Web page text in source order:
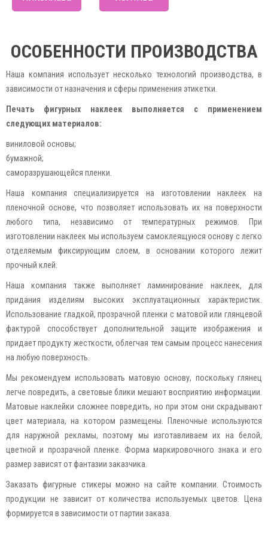
ОСОБЕННОСТИ ПРОИЗВОДСТВА
Наша компания использует несколько технологий производства, в
зависимости от назначения и сферы применения этикетки.
Печать фигурных наклеек выполняется с применением
следующих материалов:
виниловой основы;
бумажной;
саморазрушающейся пленки.
Наша компания специализируется на изготовлении наклеек на
пленочной основе, что позволяет использовать их на поверхности
любого типа, независимо от температурных режимов. При
изготовлении наклеек мы используем самоклеящуюся основу с легко
отделяемым фиксирующим слоем, в основании которого лежит
прочный клей.
Наша компания также выполняет ламинирование наклеек, для
придания изделиям высоких эксплуатационных характеристик.
Использование гладкой, прозрачной пленки с матовой или глянцевой
фактурой способствует дополнительной защите изображения и
придает продукту жесткости, облегчая тем самым процесс нанесения
на любую поверхность.
Мы рекомендуем использовать матовую основу, поскольку глянец
легче повредить, а световые блики мешают восприятию информации.
Матовые наклейки сложнее повредить, но при этом они скрадывают
цвет материала, на котором размещены. Пленочные используются
для наружной рекламы, поэтому мы изготавливаем их на белой,
цветной и прозрачной пленке. Форма маркировочного знака и его
размер зависят от фантазии заказчика.
Заказать фигурные стикеры можно на сайте компании. Стоимость
продукции не зависит от количества используемых цветов. Цена
формируется в зависимости от партии заказа.